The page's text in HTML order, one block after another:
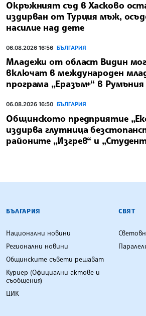
Окръжният съд в Хасково
издирван от Турция мъж,
насилие над дете
06.08.2026 16:56 БЪЛГАРИЯ
Младежи от област Видин
включат в международен
програма „Еразъм+“ в Румъния
06.08.2026 16:50 БЪЛГАРИЯ
Общинското предприятие
издирва глутница
районите „Изгрев“ и
БЪЛГАРСКА
БЪЛГАРИЯ
Национални новини
Регионални новини
Общинските съвети решават
Куриер (Официални актове и
съобщения)
ЦИК
СВЯТ